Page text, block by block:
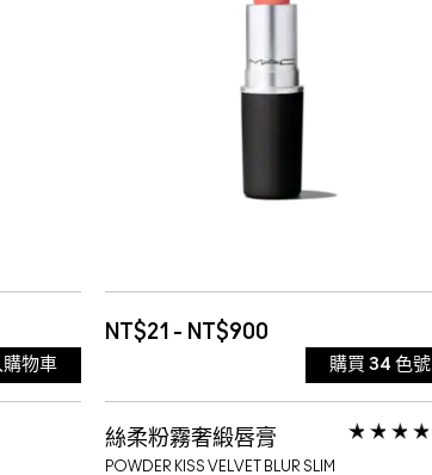
75 DECADENCE
85 PONCY 薄酒萊 短效品 效
購物車
NT$21 - NT$900
購買 34 色號
301 A LITTLE TAMED霧面質地
304 SULTRINESS
絲柔粉霧奢緞唇膏
POWDER KISS VELVET BLUR SLIM